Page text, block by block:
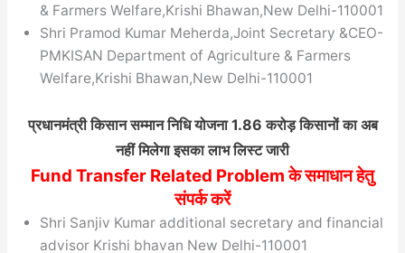
& Farmers Welfare,Krishi Bhawan,New Delhi-110001
Shri Pramod Kumar Meherda,Joint Secretary &CEO-
PMKISAN Department of Agriculture & Farmers
Welfare,Krishi Bhawan,New Delhi-110001
प्रधानमंत्री किसान सम्मान निधि योजना 1.86 करोड़ किसानों का अब
नहीं मिलेगा इसका लाभ लिस्ट जारी
Fund Transfer Related Problem के समाधान हेतु
संपर्क करें
Shri Sanjiv Kumar additional secretary and financial
advisor Krishi bhavan New Delhi-110001